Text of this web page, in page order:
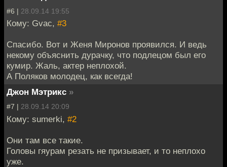
#6 | 28.09.14 19:55
Кому: Gvac, #3
Спасибо. Вот и Женя Миронов проявился. И ведь
некому объяснить дурачку, что подлецом был его
кумир. Жаль, актер неплохой.
А Поляков молодец, как всегда!
Джон Мэтрикс »
#7 | 28.09.14 20:09
Кому: sumerki, #2
Они там все такие.
Головы гяурам резать не призывает, и то неплохо
уже.